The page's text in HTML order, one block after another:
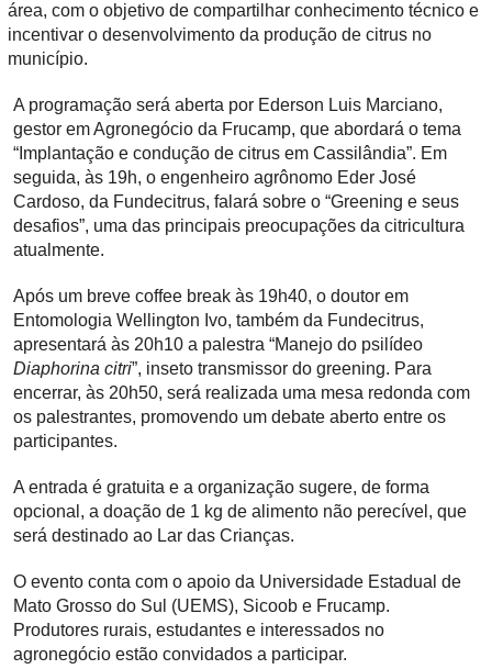
área, com o objetivo de compartilhar conhecimento técnico e
incentivar o desenvolvimento da produção de citrus no
município.
A programação será aberta por Ederson Luis Marciano,
gestor em Agronegócio da Frucamp, que abordará o tema
“Implantação e condução de citrus em Cassilândia”. Em
seguida, às 19h, o engenheiro agrônomo Eder José
Cardoso, da Fundecitrus, falará sobre o “Greening e seus
desafios”, uma das principais preocupações da citricultura
atualmente.
Após um breve coffee break às 19h40, o doutor em
Entomologia Wellington Ivo, também da Fundecitrus,
apresentará às 20h10 a palestra “Manejo do psilídeo
Diaphorina citri”, inseto transmissor do greening. Para
encerrar, às 20h50, será realizada uma mesa redonda com
os palestrantes, promovendo um debate aberto entre os
participantes.
A entrada é gratuita e a organização sugere, de forma
opcional, a doação de 1 kg de alimento não perecível, que
será destinado ao Lar das Crianças.
O evento conta com o apoio da Universidade Estadual de
Mato Grosso do Sul (UEMS), Sicoob e Frucamp.
Produtores rurais, estudantes e interessados no
agronegócio estão convidados a participar.